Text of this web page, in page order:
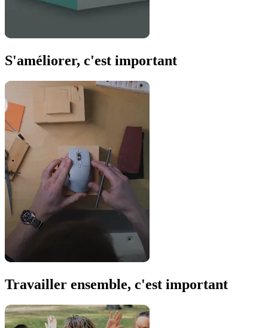
S'améliorer, c'est important
Travailler ensemble, c'est important